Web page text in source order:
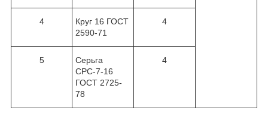
4
Круг 16 ГОСТ
2590-71
4
5
Серьга
СРС-7-16
ГОСТ 2725-
78
4